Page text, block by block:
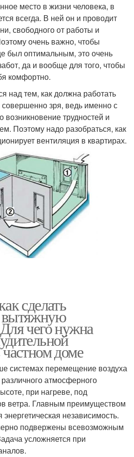
место в жизни человека, в
всегда. В ней он и проводит
свободного от работы и
очень важно, чтобы
был оптимальным, это очень
да и вообще для того, чтобы
комфортно.
над тем, как должна работать
зря, ведь именно с
возникновение трудностей и
Поэтому надо разобраться, как
вентиляция в квартирах.
сделать
чего нужна
доме
системах перемещение воздуха
атмосферного
при нагреве, под
ветра. Главным преимуществом
энергетическая независимость.
подвержены всевозможным
усложняется при